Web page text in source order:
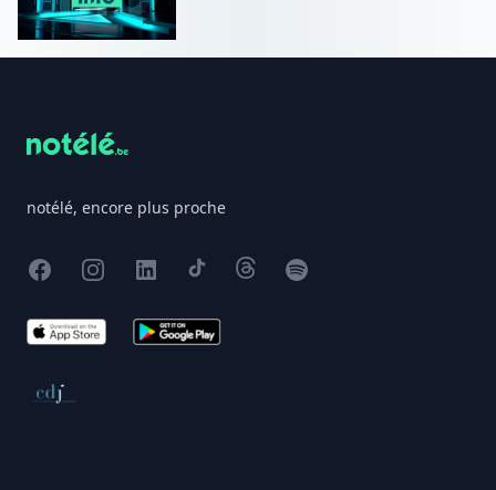
notélé, encore plus proche
FacebookInstagram
X TikTokThreadsSpotify
App Store Google Play
Conseil de déontologie journalistique